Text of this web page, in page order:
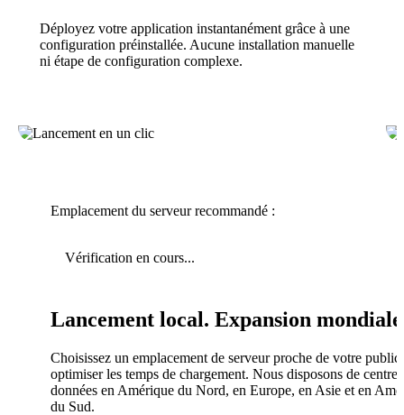
Déployez votre application instantanément grâce à une
configuration préinstallée. Aucune installation manuelle
ni étape de configuration complexe.
Emplacement du serveur recommandé :
Vérification en cours...
Lancement local. Expansion
Choisissez un emplacement de serveur proche de votre
optimiser les temps de chargement. Nous disposons de
données en Amérique du Nord, en Europe, en Asie et en
du Sud.